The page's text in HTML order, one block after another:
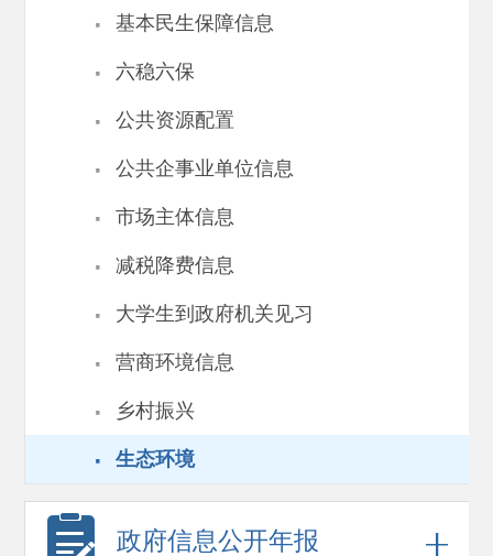
· 基本民生保障信息
· 六稳六保
· 公共资源配置
· 公共企事业单位信息
· 市场主体信息
· 减税降费信息
· 大学生到政府机关见习
· 营商环境信息
· 乡村振兴
· 生态环境
政府信息公开年报